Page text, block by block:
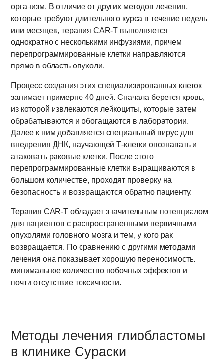
организм. В отличие от других методов лечения,
которые требуют длительного курса в течение недель
или месяцев, терапия CAR-T выполняется
однократно с несколькими инфузиями, причем
перепрограммированные клетки направляются
прямо в область опухоли.
Процесс создания этих специализированных клеток
занимает примерно 40 дней. Сначала берется кровь,
из которой извлекаются лейкоциты, которые затем
обрабатываются и обогащаются в лаборатории.
Далее к ним добавляется специальный вирус для
внедрения ДНК, научающей Т-клетки опознавать и
атаковать раковые клетки. После этого
перепрограммированные клетки выращиваются в
большом количестве, проходят проверку на
безопасность и возвращаются обратно пациенту.
Терапия CAR-T обладает значительным потенциалом
для пациентов с распространенными первичными
опухолями головного мозга и тем, у кого рак
возвращается. По сравнению с другими методами
лечения она показывает хорошую переносимость,
минимальное количество побочных эффектов и
почти отсутствие токсичности.
Методы лечения глиобластомы
в клинике Сураски